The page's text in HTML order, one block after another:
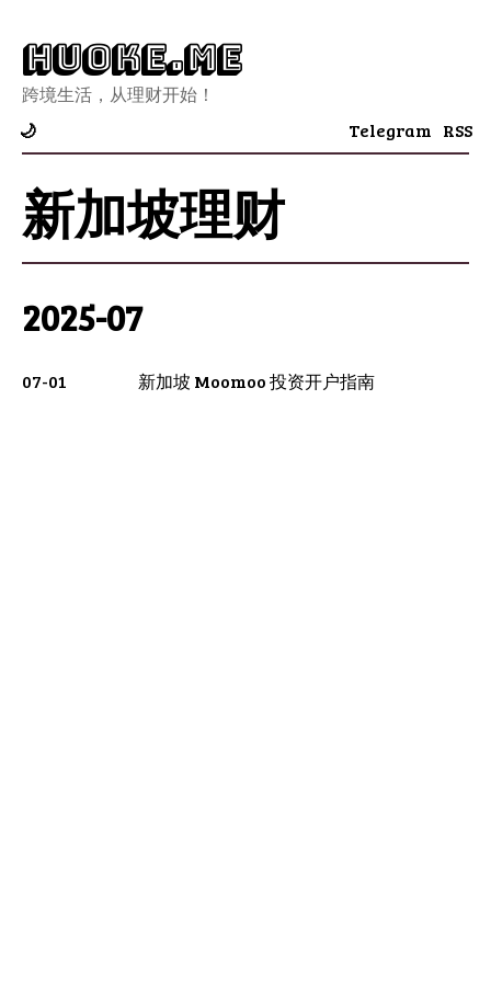
Huoke.Me
跨境生活，从理财开始！
🌙 Telegram RSS
新加坡理财
2025-07
07-01 新加坡 Moomoo 投资开户指南